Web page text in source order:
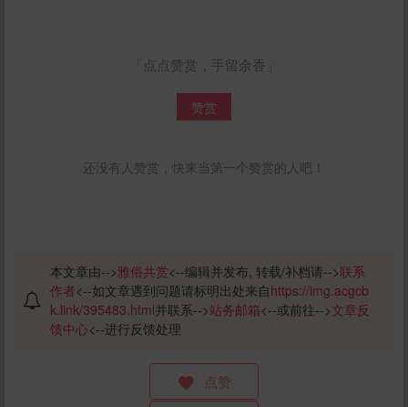
「点点赞赏，手留余香」
赞赏
还没有人赞赏，快来当第一个赞赏的人吧！
本文章由-->雅俗共赏<--编辑并发布, 转载/补档请-->联系
作者<--如文章遇到问题请标明出处来自https://img.acgcb
k.link/395483.html并联系-->站务邮箱<--或前往-->文章反
馈中心<--进行反馈处理
点赞